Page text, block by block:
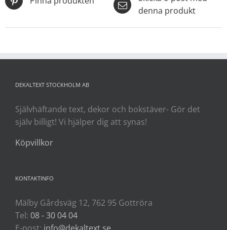
denna produkt
DEKALTEXT STOCKHOLM AB
Självhäftande text, dekor och bokstäver- Gör det
själv billigt! Vi hjälper dig att synas!
Köpvillkor
KONTAKTINFO
Mälby Gårdsväg 12, 762 95 Gottröra
Tel: 08 - 30 04 04